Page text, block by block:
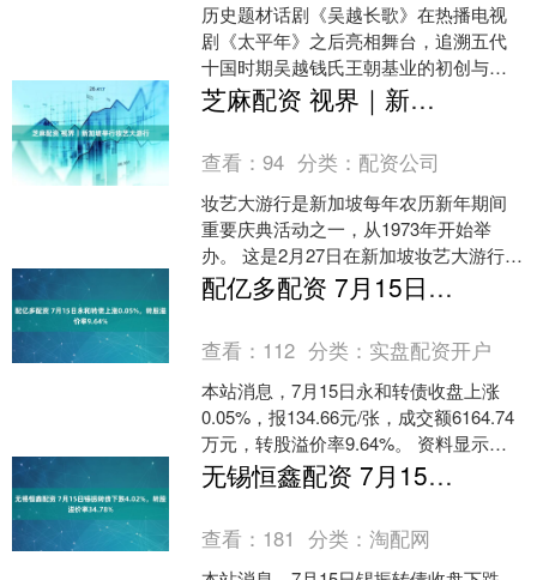
历史题材话剧《吴越长歌》在热播电视
剧《太平年》之后亮相舞台，追溯五代
十国时期吴越钱氏王朝基业的初创与奠
基，诠释了吴越国立国精神的源头与内
核，亦为我们透彻理解《太....
芝麻配资 视界｜新加坡举行妆艺大游行
查看：94 分类： 配资公司
妆艺大游行是新加坡每年农历新年期间
重要庆典活动之一，从1973年开始举
办。 这是2月27日在新加坡妆艺大游行现
场拍摄的舞狮表演。 2月27日，演员在新
加坡妆艺大....
配亿多配资 7月15日永和转债上涨0.05%，转股溢价率9.64%
查看： 112 分类： 实盘配资开户
本站消息，7月15日永和转债收盘上涨
0.05%，报134.66元/张，成交额6164.74
万元，转股溢价率9.64%。 资料显示，
永和转债信用级别为“AA-”，....无锡恒鑫配资 7月15日锡振转债下跌4.02%，转股溢价率34.78%
查看： 181 分类：淘配网